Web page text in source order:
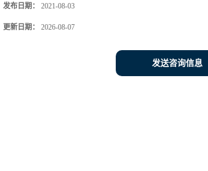
发布日期： 2021-08-03
更新日期： 2026-08-07
发送咨询信息